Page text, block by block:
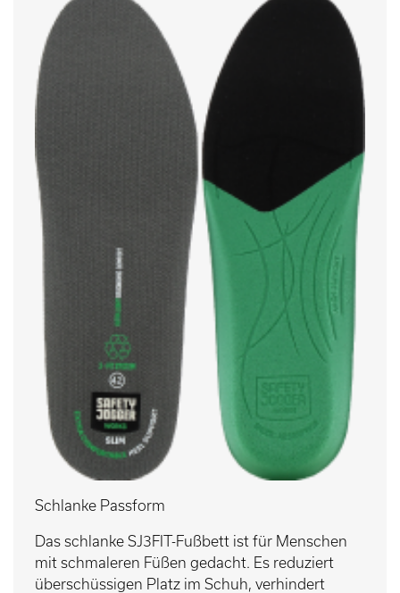
Schlanke Passform
Das schlanke SJ3FIT-Fußbett ist für Menschen
mit schmaleren Füßen gedacht. Es reduziert
überschüssigen Platz im Schuh, verhindert